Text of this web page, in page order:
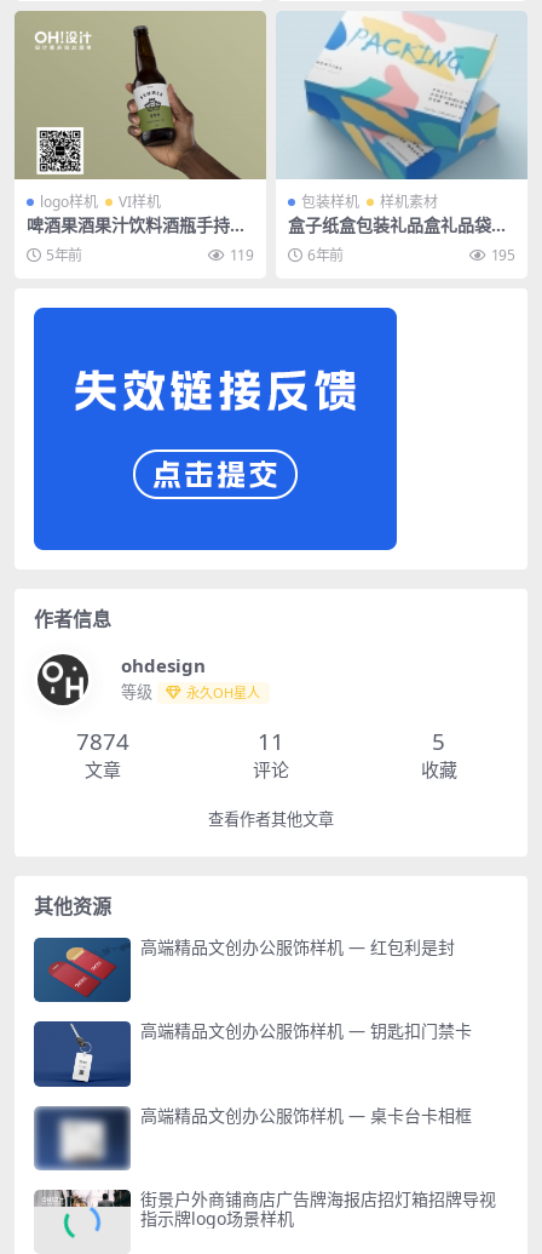
logo样机 VI样机
啤酒果酒果汁饮料酒瓶手持文
创包装logo场景样机
5年前 119
包装样机 样机素材
盒子纸盒包装礼品盒礼品袋纸
袋样机
6年前 195
作者信息
ohdesign
等级 永久OH星人
7874
文章
11
评论
5
收藏
查看作者其他文章
其他资源
高端精品文创办公服饰样机 — 红包利是封
高端精品文创办公服饰样机 — 钥匙扣门禁卡
高端精品文创办公服饰样机 — 桌卡台卡相框
街景户外商铺商店广告牌海报店招灯箱招牌导视
指示牌logo场景样机